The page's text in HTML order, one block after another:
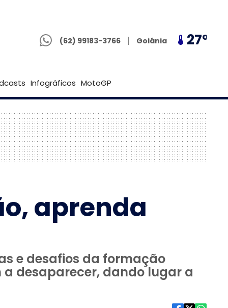
(62) 99183-3766
Goiânia 27º Brasília 25º
Infográficos MotoGP
aprenda
e desafios da formação
desaparecer, dando lugar a